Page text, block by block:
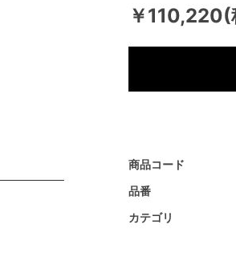
￥110,220(
商品コード
品番
カテゴリ